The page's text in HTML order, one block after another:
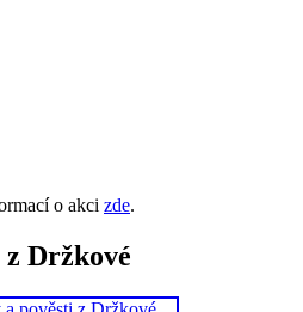
o akci zde.
z Držkové